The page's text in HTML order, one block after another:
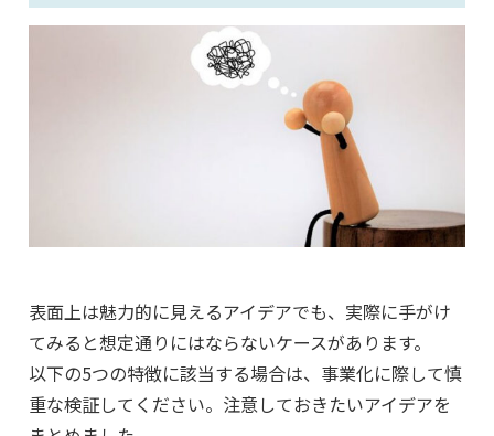
表面上は魅力的に見えるアイデアでも、実際に手がけ
てみると想定通りにはならないケースがあります。
以下の5つの特徴に該当する場合は、事業化に際して慎
重な検証してください。注意しておきたいアイデアを